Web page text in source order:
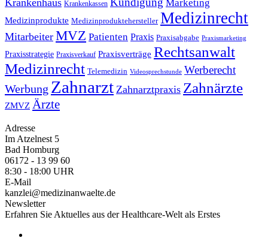
Krankenkassen Marketing
Medizinprodukte Medizinproduktehersteller Medizinrecht
Mitarbeiter MVZ Patienten Praxis Praxisabgabe Praxismarketing
Praxisstrategie Praxisverkauf Praxisverträge Rechtsanwalt
Medizinrecht Telemedizin Videosprechstunde Werberecht
Werbung Zahnarzt Zahnarztpraxis Zahnärzte
ZMVZ Ärzte
Adresse
Im Atzelnest 5
Bad Homburg
06172 - 13 99 60
8:30 - 18:00 UHR
E-Mail
kanzlei@medizinanwaelte.de
Newsletter
Erfahren Sie Aktuelles aus der Healthcare-Welt als Erstes